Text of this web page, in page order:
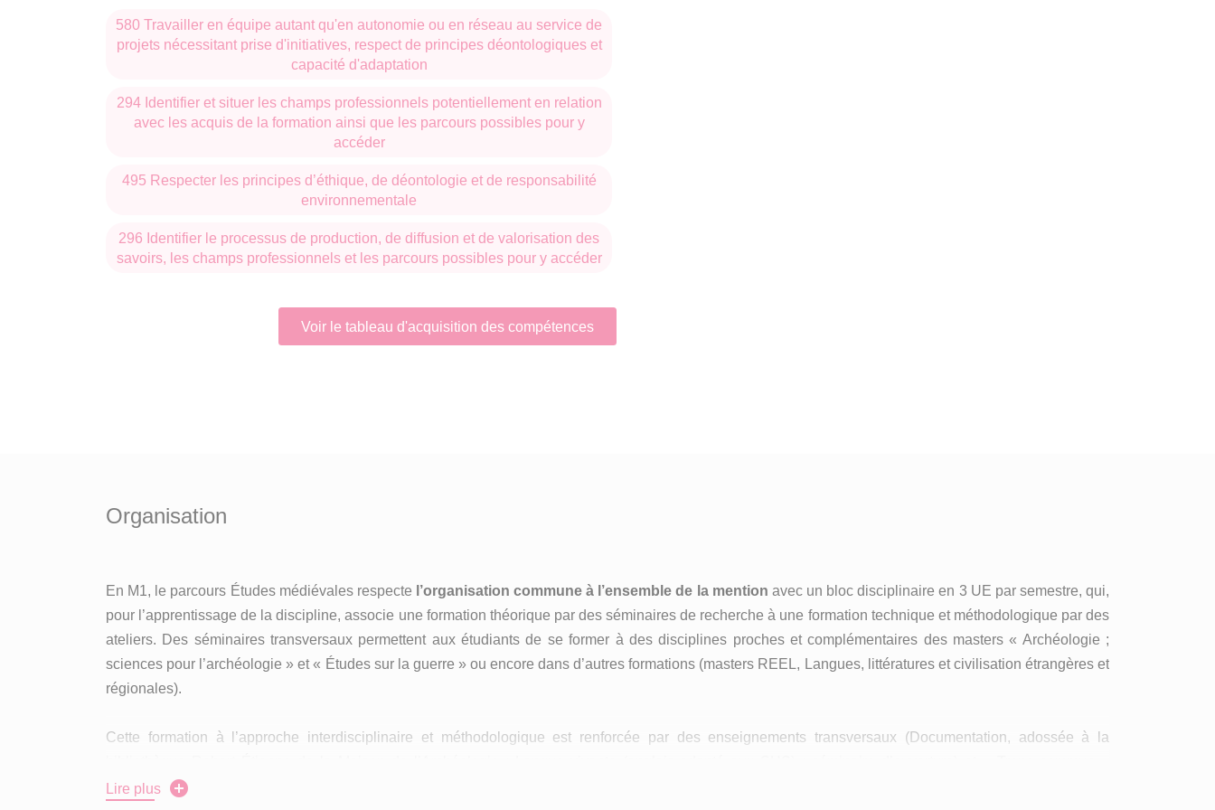
Ces liens permettent de mutualiser certains enseignements, d'offrir aux
étudiants des possibilités de stages ou de courts séjours de recherche à
mobilité des étudiants du Master Histoire, Civilisations, Patrimoine s’inscrit
accords Erasmus
Bordeaux Montaigne avec les établissements européens partenaires (Freiburg,
Munich, Mugla (Turquie), Bologne, université de Rome La Sapienza, Madrid,
580 Travailler en équipe autant qu'en autonomie ou en réseau au service de
projets nécessitant prise d'initiatives, respect de principes déontologiques et
capacité d'adaptation
294 Identifier et situer les champs professionnels potentiellement en relation
avec les acquis de la formation ainsi que les parcours possibles pour y
accéder
495 Respecter les principes d’éthique, de déontologie et de responsabilité
environnementale
296 Identifier le processus de production, de diffusion et de valorisation des
savoirs, les champs professionnels et les parcours possibles pour y accéder
Voir le tableau d'acquisition des compétences
Organisation
En M1, le parcours Études médiévales respecte l’organisation commune à l’ensemble de la mention avec un bloc disciplinaire en 3 UE par semestre, qui,
pour l’apprentissage de la discipline, associe une formation théorique par des séminaires de recherche à une formation technique et méthodologique par des
ateliers. Des séminaires transversaux permettent aux étudiants de se former à des disciplines proches et complémentaires des masters « Archéologie ;
sciences pour l’archéologie » et « Études sur la guerre » ou encore dans d’autres formations (masters REEL, Langues, littératures et civilisation étrangères et
régionales).
Cette formation à l’approche interdisciplinaire et méthodologique est renforcée par des enseignements transversaux (Documentation, adossée à la
(Méthodologie : Initiation à l’écriture scientifique ; Humanités numériques, adossées au pôle
Lire plus